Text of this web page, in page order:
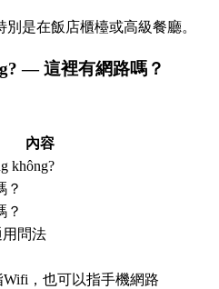
別是在飯店櫃檯或高級餐廳。
— 這裡有網路嗎？
內容
không?
？
？
問法
Wifi，也可以指手機網路